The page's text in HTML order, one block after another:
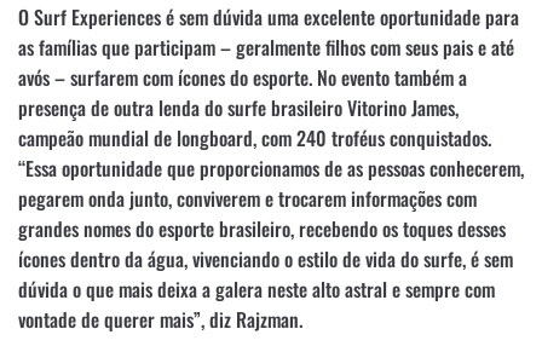
O Surf Experiences é sem dúvida uma excelente oportunidade para
as famílias que participam – geralmente filhos com seus pais e até
avós – surfarem com ícones do esporte. No evento também a
presença de outra lenda do surfe brasileiro Vitorino James,
campeão mundial de longboard, com 240 troféus conquistados.
“Essa oportunidade que proporcionamos de as pessoas conhecerem,
pegarem onda junto, conviverem e trocarem informações com
grandes nomes do esporte brasileiro, recebendo os toques desses
ícones dentro da água, vivenciando o estilo de vida do surfe, é sem
dúvida o que mais deixa a galera neste alto astral e sempre com
vontade de querer mais”, diz Rajzman.